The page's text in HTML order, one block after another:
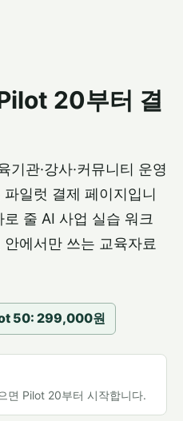
20부터 결
기관·강사·커뮤니티 운영
일럿 결제 페이지입니
줄 AI 사업 실습 워크
에서만 쓰는 교육자료
50: 299,000원
면 Pilot 20부터 시작합니다.